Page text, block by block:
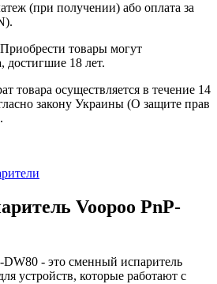
(при получении) або оплата за
Приобрести товары могут
достигшие 18 лет.
товара осуществляется в течение 14
закону Украины (О защите прав
Voopoo PnP-
DW80 - это сменный испаритель
устройств, которые работают с